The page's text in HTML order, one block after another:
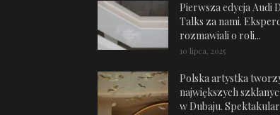
Pierwsza edycja Audi
Talks za nami.
rozmawiali o roli...
10 lipca, 2025
Polska artystka
największych
w Dubaju.